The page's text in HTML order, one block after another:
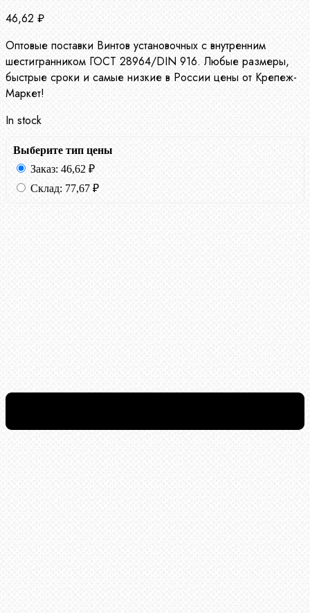
46,62 ₽
Оптовые поставки Винтов установочных с внутренним
шестигранником ГОСТ 28964/DIN 916. Любые размеры,
быстрые сроки и самые низкие в России цены от Крепеж-
Маркет!
In stock
Выберите тип цены
Заказ: 46,62 ₽
Склад: 77,67 ₽